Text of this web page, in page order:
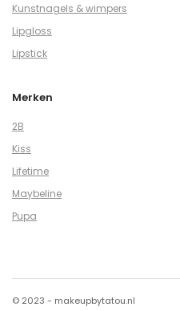
Kunstnagels & wimpers
Lipgloss
Lipstick
Merken
2B
Kiss
Lifetime
Maybeline
Pupa
© 2023 - makeupbytatou.nl